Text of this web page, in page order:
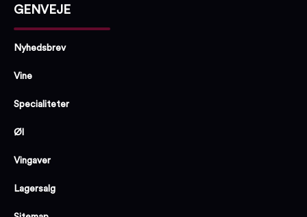
GENVEJE
Nyhedsbrev
Vine
Specialiteter
Øl
Vingaver
Lagersalg